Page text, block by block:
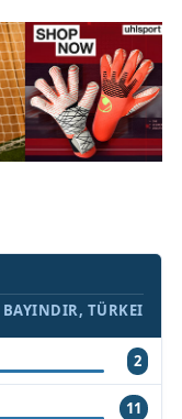
BAYINDIR, TÜRKEI
2
11